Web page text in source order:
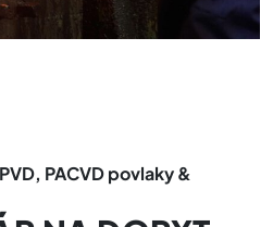
PACVD povlaky &